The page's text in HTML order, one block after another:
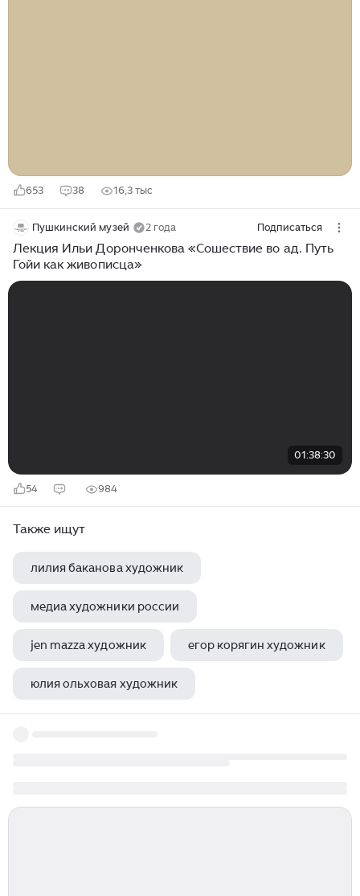
653 38 16,3 тыс
Пушкинский музей 2 года Подписаться
Лекция Ильи Доронченкова «Сошествие во ад. Путь
Гойи как живописца»
01:38:30
54 984
Также ищут
лилия баканова художник
медиа художники россии
jen mazza художник егор корягин художник
юлия ольховая художник